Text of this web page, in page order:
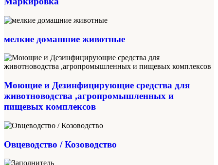
мелкие домашние животные
Моющие и Дезинфицирующие средства для
животноводства ,агропромышленных и
пищевых комплексов
Овцеводство / Козоводство